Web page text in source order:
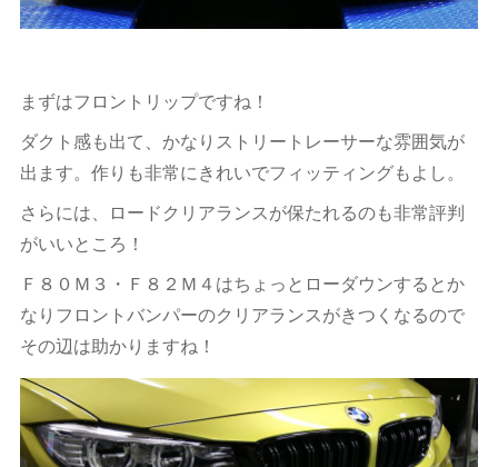
まずはフロントリップですね！
ダクト感も出て、かなりストリートレーサーな雰囲気が
出ます。作りも非常にきれいでフィッティングもよし。
さらには、ロードクリアランスが保たれるのも非常評判
がいいところ！
Ｆ８０Ｍ３・Ｆ８２Ｍ４はちょっとローダウンするとか
なりフロントバンパーのクリアランスがきつくなるので
その辺は助かりますね！